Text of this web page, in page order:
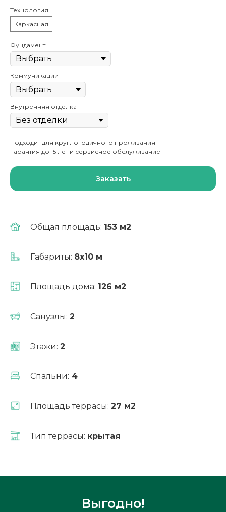
Технология
Каркасная
Фундамент
Коммуникации
Внутренняя отделка
Подходит для круглогодичного проживания
Гарантия до 15 лет и сервисное обслуживание
Заказать
Общая площадь: 153 м2
Габариты: 8х10 м
Площадь дома: 126 м2
Санузлы: 2
Этажи: 2
Спальни: 4
Площадь террасы: 27 м2
Тип террасы: крытая
Рассчитать ипотеку
Ипотека от 6%